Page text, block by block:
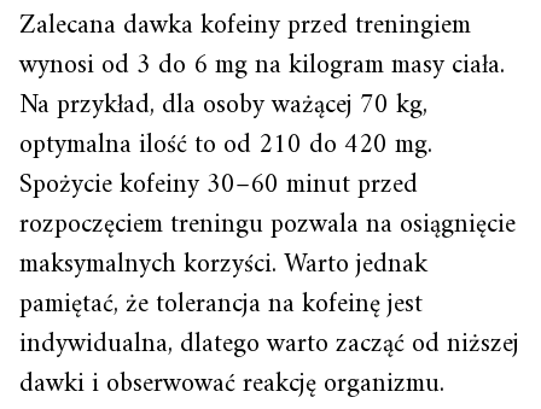
Zalecana dawka kofeiny przed treningiem
wynosi od 3 do 6 mg na kilogram masy ciała.
Na przykład, dla osoby ważącej 70 kg,
optymalna ilość to od 210 do 420 mg.
Spożycie kofeiny 30–60 minut przed
rozpoczęciem treningu pozwala na osiągnięcie
maksymalnych korzyści. Warto jednak
pamiętać, że tolerancja na kofeinę jest
indywidualna, dlatego warto zacząć od niższej
dawki i obserwować reakcję organizmu.